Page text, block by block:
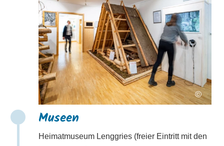
©
Museen
Heimatmuseum Lenggries (freier Eintritt mit den